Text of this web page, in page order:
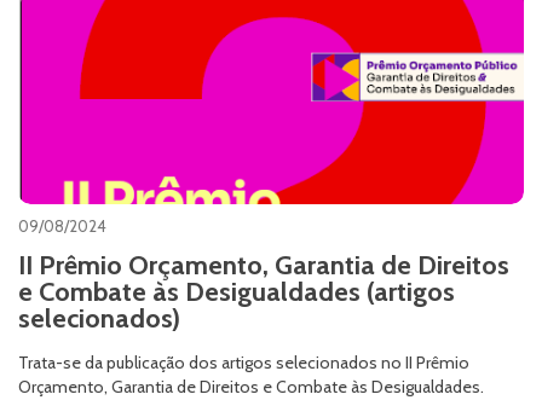
09/08/2024
II Prêmio Orçamento, Garantia de Direitos
e Combate às Desigualdades (artigos
selecionados)
Trata-se da publicação dos artigos selecionados no II Prêmio
Orçamento, Garantia de Direitos e Combate às Desigualdades.